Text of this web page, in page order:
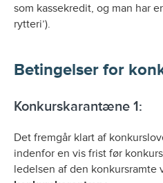
som kassekredit, og man har
rytteri’).
Betingelser for
Konkurskarantæne 1:
Det fremgår klart af
indenfor en vis frist før
ledelsen af den konkursramte